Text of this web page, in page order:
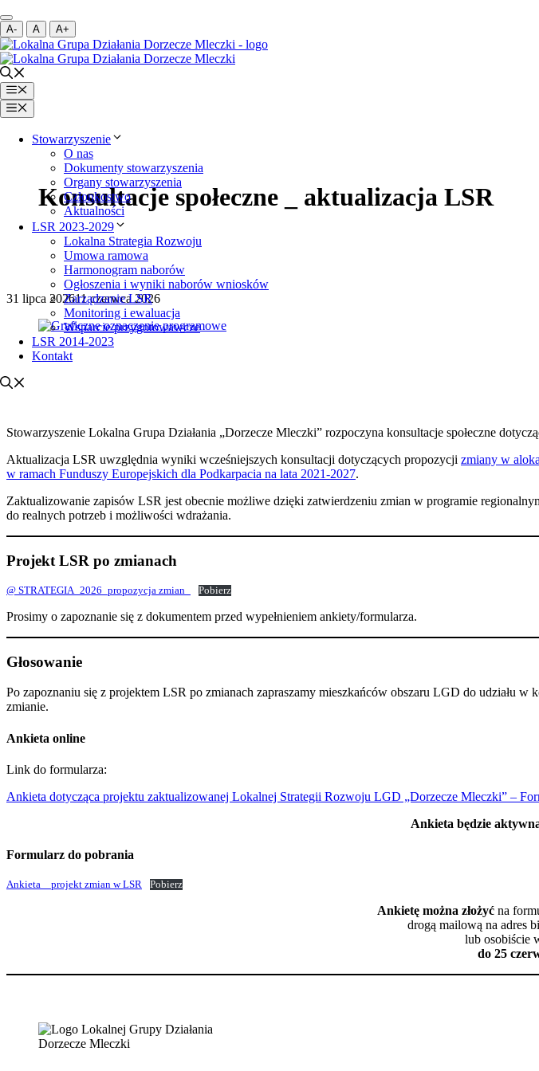
Przejdź
do
treści
Zmień
kontrast
A-
Mniejsza
czcionka
A
Domyślna
czcionka
A+
Większa
czcionka
Menu
Menu
Stowarzyszenie
O nas
Dokumenty stowarzyszenia
Organy stowarzyszenia
Członkostwo
Aktualności
LSR 2023-2029
Lokalna Strategia Rozwoju
Umowa ramowa
Harmonogram naborów
Ogłoszenia i wyniki naborów wniosków
Zarządzanie LSR
Monitoring i ewaluacja
Wsparcie przygotowawcze
LSR 2014-2023
Kontakt
Konsultacje społeczne _ aktualizacja LSR
31 lipca 202611 czerwca 2026
Stowarzyszenie Lokalna Grupa Działania „Dorzecze Mleczki” rozpoczyna konsultacje społeczne
Aktualizacja LSR uwzględnia wyniki wcześniejszych konsultacji dotyczących propozycji zmiany w
w ramach Funduszy Europejskich dla Podkarpacia na lata 2021-2027.
Zaktualizowanie zapisów LSR jest obecnie możliwe dzięki zatwierdzeniu zmian w programie
do realnych potrzeb i możliwości wdrażania.
Projekt LSR po zmianach
@ STRATEGIA_2026_propozycja zmian_ Pobierz
Prosimy o zapoznanie się z dokumentem przed wypełnieniem ankiety/formularza.
Głosowanie
Po zapoznaniu się z projektem LSR po zmianach zapraszamy mieszkańców obszaru LGD do udziału
zmianie.
Ankieta online
Link do formularza:
Ankieta dotycząca projektu zaktualizowanej Lokalnej Strategii Rozwoju LGD „Dorzecze Mleczki” –
Ankieta będzie
Formularz do pobrania
Ankieta _ projekt zmian w LSR Pobierz
Ankietę można złożyć na
drogą mailową na adres
lub osobiście
do 25